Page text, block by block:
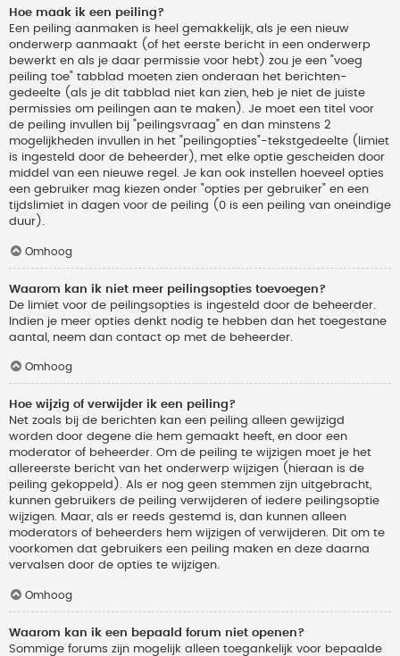
Hoe maak ik een peiling?
Een peiling aanmaken is heel gemakkelijk, als je een nieuw
onderwerp aanmaakt (of het eerste bericht in een onderwerp
bewerkt en als je daar permissie voor hebt) zou je een "voeg
peiling toe" tabblad moeten zien onderaan het berichten-
gedeelte (als je dit tabblad niet kan zien, heb je niet de juiste
permissies om peilingen aan te maken). Je moet een titel voor
de peiling invullen bij "peilingsvraag" en dan minstens 2
mogelijkheden invullen in het "peilingopties"-tekstgedeelte (limiet
is ingesteld door de beheerder), met elke optie gescheiden door
middel van een nieuwe regel. Je kan ook instellen hoeveel opties
een gebruiker mag kiezen onder "opties per gebruiker" en een
tijdslimiet in dagen voor de peiling (0 is een peiling van oneindige
duur).
Omhoog
Waarom kan ik niet meer peilingsopties toevoegen?
De limiet voor de peilingsopties is ingesteld door de beheerder.
Indien je meer opties denkt nodig te hebben dan het toegestane
aantal, neem dan contact op met de beheerder.
Omhoog
Hoe wijzig of verwijder ik een peiling?
Net zoals bij de berichten kan een peiling alleen gewijzigd
worden door degene die hem gemaakt heeft, en door een
moderator of beheerder. Om de peiling te wijzigen moet je het
allereerste bericht van het onderwerp wijzigen (hieraan is de
peiling gekoppeld). Als er nog geen stemmen zijn uitgebracht,
kunnen gebruikers de peiling verwijderen of iedere peilingsoptie
wijzigen. Maar, als er reeds gestemd is, dan kunnen alleen
moderators of beheerders hem wijzigen of verwijderen. Dit om te
voorkomen dat gebruikers een peiling maken en deze daarna
vervalsen door de opties te wijzigen.
Omhoog
Waarom kan ik een bepaald forum niet openen?
Sommige forums zijn mogelijk alleen toegankelijk voor bepaalde